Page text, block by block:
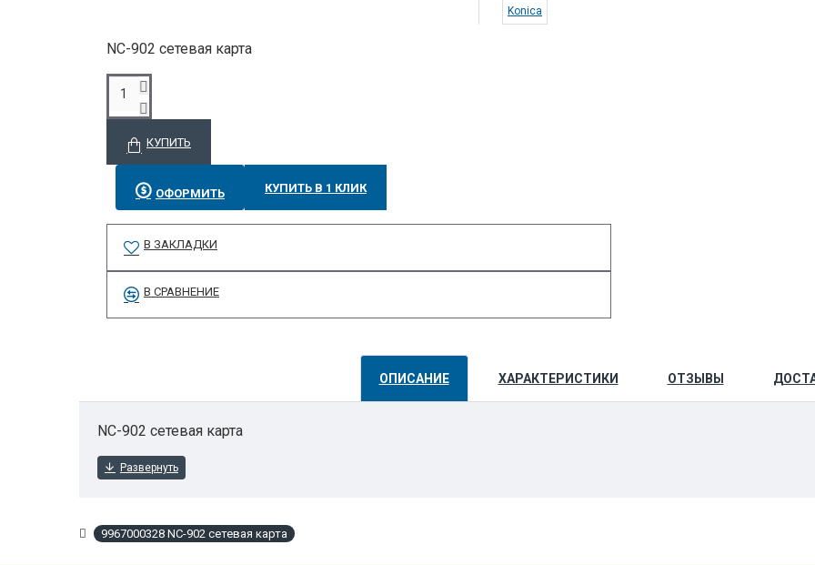
Konica
NC-902 сетевая карта
КУПИТЬ
ОФОРМИТЬ КУПИТЬ В 1 КЛИК
В ЗАКЛАДКИ
В СРАВНЕНИЕ
ОПИСАНИЕ ХАРАКТЕРИСТИКИ ОТЗЫВЫ
NC-902 сетевая карта
9967000328 NC-902 сетевая карта